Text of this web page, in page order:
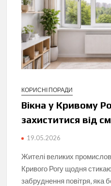
КОРИСНІ ПОРАДИ
Вікна у Кривому
захиститися від
19.05.2026
Жителі великих
Кривого Рогу щодня
забруднення повітря, яка